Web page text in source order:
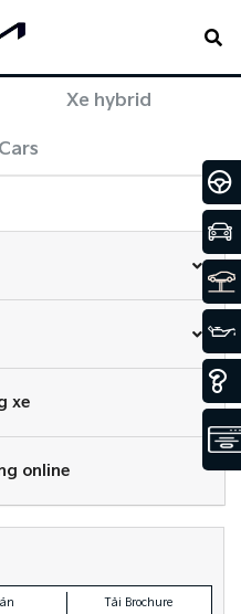
Xe hybrid
xe
online​
Tải Brochure